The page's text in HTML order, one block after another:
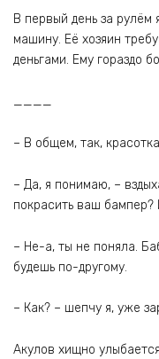
В первый день за рулём
машину. Её хозяин
деньгами. Ему гораздо
____
– В общем, так,
– Да, я понимаю, –
покрасить ваш бампер?
– Не-а, ты не поняла.
будешь по-другому.
– Как? – шепчу я, уже
Акулов хищно